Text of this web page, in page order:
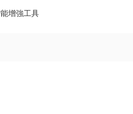
增強工具